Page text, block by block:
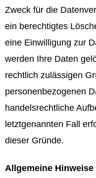
Zweck für die
ein berechtigtes
eine Einwilligung zur
werden Ihre Daten
rechtlich zulässigen
personenbezogenen
handelsrechtliche
letztgenannten Fall
dieser Gründe.
Allgemeine